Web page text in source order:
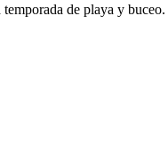
temporada de playa y